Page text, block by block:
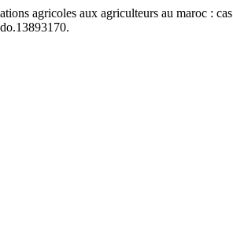
agricoles aux agriculteurs au maroc :